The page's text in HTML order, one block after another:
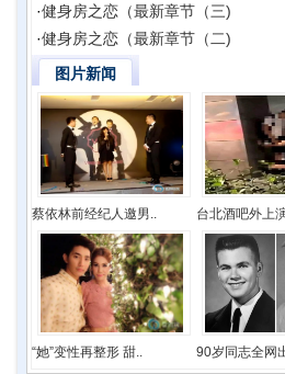
·健身房之恋（最新章节（三)
·健身房之恋（最新章节（二)
图片新闻
蔡依林前经纪人邀男.. 台北酒吧外上
“她”变性再整形 甜.. 90岁同志全网